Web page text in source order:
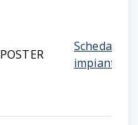
POSTER
Scheda
impianto